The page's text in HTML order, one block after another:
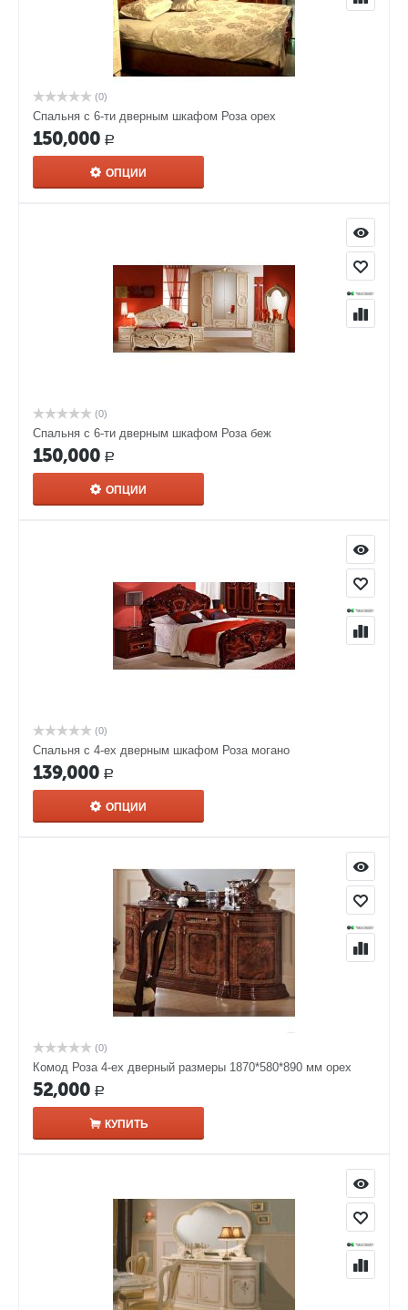
(0)
Спальня с 6-ти дверным шкафом Роза орех
150,000 Р
ОПЦИИ
(0)
Спальня с 6-ти дверным шкафом Роза беж
150,000 Р
ОПЦИИ
(0)
Спальня с 4-ех дверным шкафом Роза могано
139,000 Р
ОПЦИИ
(0)
Комод Роза 4-ех дверный размеры 1870*580*890 мм орех
52,000 Р
КУПИТЬ